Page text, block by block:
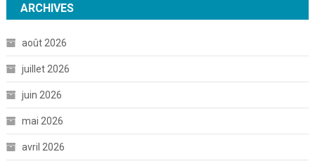
ARCHIVES
août 2026
juillet 2026
juin 2026
mai 2026
avril 2026